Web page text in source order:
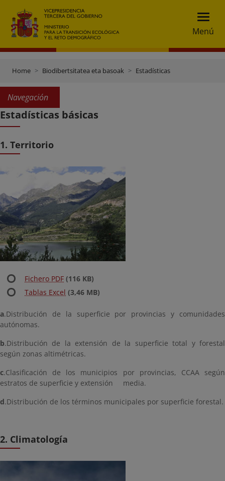
Menú
Home Biodibertsitatea eta basoak Estadísticas
Navegación
Estadísticas básicas
1. Territorio
Fichero PDF (116 KB)
Tablas Excel (3,46 MB)
a.Distribución de la superficie por provincias y comunidades
autónomas.
b.Distribución de la extensión de la superficie total y forestal
según zonas altimétricas.
c.Clasificación de los municipios por provincias, CCAA según
estratos de superficie y extensión media.
d.Distribución de los términos municipales por superficie forestal.
2. Climatología